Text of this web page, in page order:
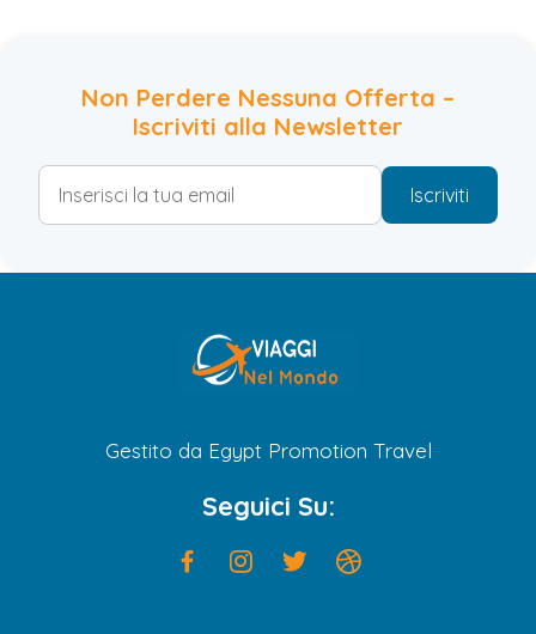
Non Perdere Nessuna Offerta –
Iscriviti alla Newsletter
Iscriviti
Gestito da Egypt Promotion Travel
Seguici Su: